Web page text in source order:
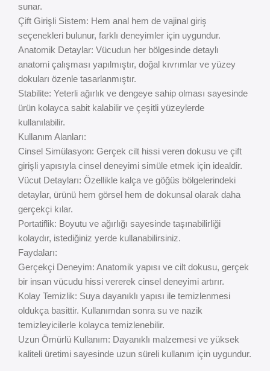
sunar.
Çift Girişli Sistem: Hem anal hem de vajinal giriş
seçenekleri bulunur, farklı deneyimler için uygundur.
Anatomik Detaylar: Vücudun her bölgesinde detaylı
anatomi çalışması yapılmıştır, doğal kıvrımlar ve yüzey
dokuları özenle tasarlanmıştır.
Stabilite: Yeterli ağırlık ve dengeye sahip olması sayesinde
ürün kolayca sabit kalabilir ve çeşitli yüzeylerde
kullanılabilir.
Kullanım Alanları:
Cinsel Simülasyon: Gerçek cilt hissi veren dokusu ve çift
girişli yapısıyla cinsel deneyimi simüle etmek için idealdir.
Vücut Detayları: Özellikle kalça ve göğüs bölgelerindeki
detaylar, ürünü hem görsel hem de dokunsal olarak daha
gerçekçi kılar.
Portatiflik: Boyutu ve ağırlığı sayesinde taşınabilirliği
kolaydır, istediğiniz yerde kullanabilirsiniz.
Faydaları:
Gerçekçi Deneyim: Anatomik yapısı ve cilt dokusu, gerçek
bir insan vücudu hissi vererek cinsel deneyimi artırır.
Kolay Temizlik: Suya dayanıklı yapısı ile temizlenmesi
oldukça basittir. Kullanımdan sonra su ve nazik
temizleyicilerle kolayca temizlenebilir.
Uzun Ömürlü Kullanım: Dayanıklı malzemesi ve yüksek
kaliteli üretimi sayesinde uzun süreli kullanım için uygundur.